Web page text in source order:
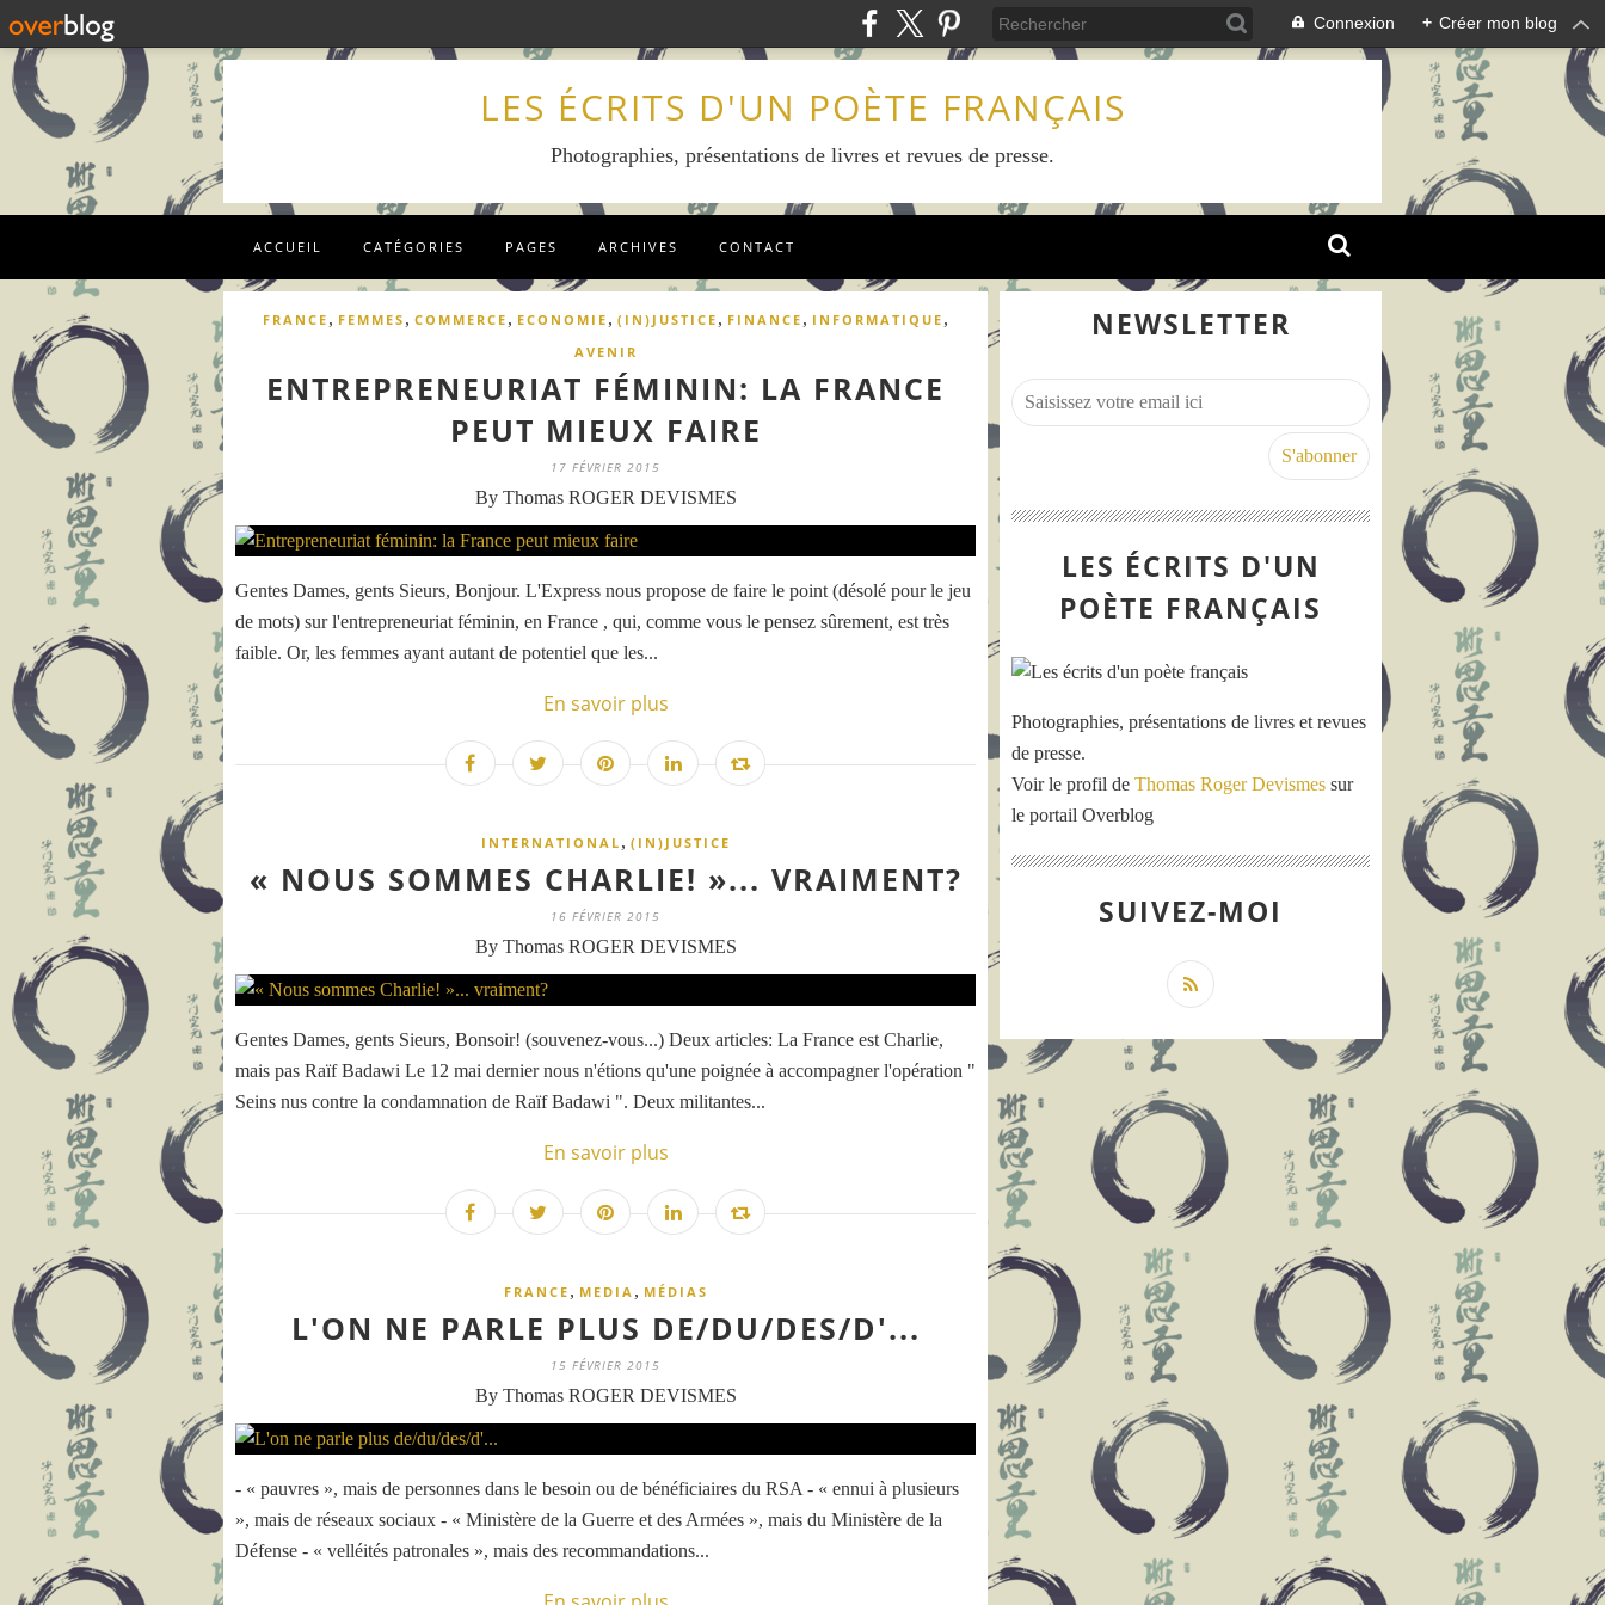
Connexion + Créer mon blog
LES ÉCRITS D'UN POÈTE FRANÇAIS
Photographies, présentations de livres et revues de presse.
ACCUEIL CATÉGORIES PAGES ARCHIVES CONTACT
FRANCE , FEMMES , COMMERCE , ECONOMIE , (IN)JUSTICE , FINANCE , INFORMATIQUE ,
AVENIR
ENTREPRENEURIAT FÉMININ: LA FRANCE
PEUT MIEUX FAIRE
17 FÉVRIER 2015
By Thomas ROGER DEVISMES
Gentes Dames, gents Sieurs, Bonjour. L'Express nous propose de faire le point (désolé pour le jeu
de mots) sur l'entrepreneuriat féminin, en France , qui, comme vous le pensez sûrement, est très
faible. Or, les femmes ayant autant de potentiel que les...
En savoir plus
INTERNATIONAL , (IN)JUSTICE
« NOUS SOMMES CHARLIE! »... VRAIMENT?
16 FÉVRIER 2015
By Thomas ROGER DEVISMES
Gentes Dames, gents Sieurs, Bonsoir! (souvenez-vous...) Deux articles: La France est Charlie,
mais pas Raïf Badawi Le 12 mai dernier nous n'étions qu'une poignée à accompagner l'opération "
Seins nus contre la condamnation de Raïf Badawi ". Deux militantes...
En savoir plus
FRANCE , MEDIA , MÉDIAS
L'ON NE PARLE PLUS DE/DU/DES/D'...
15 FÉVRIER 2015
By Thomas ROGER DEVISMES
- « pauvres », mais de personnes dans le besoin ou de bénéficiaires du RSA - « ennui à plusieurs
», mais de réseaux sociaux - « Ministère de la Guerre et des Armées », mais du Ministère de la
Défense - « velléités patronales », mais des recommandations...
NEWSLETTER
LES ÉCRITS D'UN
POÈTE FRANÇAIS
Photographies, présentations de livres et revues
de presse.
Voir le profil de Thomas Roger Devismes sur
le portail Overblog
SUIVEZ-MOI